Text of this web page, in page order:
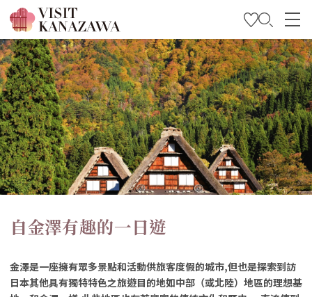
特輯
觀光資訊
旅遊計畫
Travel Trade and Media
Languages
自金澤有趣的一日遊
金澤是一座擁有眾多景點和活動供旅客度假的城市,但也是探索到訪
日本其他具有獨特特色之旅遊目的地如中部（或北陸）地區的理想基